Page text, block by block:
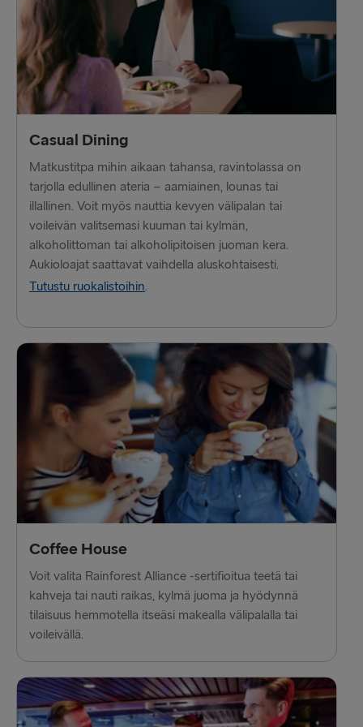
Cairnryan → Belfast
Harwich → Hook of Holland
Fishguard → Rosslare
Kiel → Gothenburg
Halmstad → Grenaa
Karlskrona → Gdynia
Dublin → Holyhead
Belfast → Liverpool
Belfast → Cairnryan
Rosslare → Fishguard
LATVIASTA SAKSAAN
Liepāja → Travemünde
Travemünde → Liepāja
LATVIASTA RUOTSIIN
Ventspils → Nynäshamn
Nynäshamn → Ventspils
Casual Dining
Matkustitpa mihin aikaan tahansa, ravintolassa on
tarjolla edullinen ateria – aamiainen, lounas tai
illallinen. Voit myös nauttia kevyen välipalan tai
voileivän valitsemasi kuuman tai kylmän,
alkoholittoman tai alkoholipitoisen juoman kera.
Aukioloajat saattavat vaihdella aluskohtaisesti.
Tutustu ruokalistoihin.
Coffee House
Voit valita Rainforest Alliance -sertifioitua teetä tai
kahveja tai nauti raikas, kylmä juoma ja hyödynnä
tilaisuus hemmotella itseäsi makealla välipalalla tai
voileivällä.